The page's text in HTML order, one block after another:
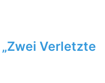
Verletzte